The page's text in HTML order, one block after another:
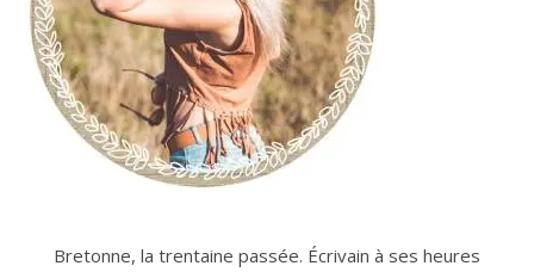
Bretonne, la trentaine passée. Écrivain à ses heures